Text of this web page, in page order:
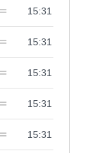
15:31
15:31
15:31
15:31
15:31